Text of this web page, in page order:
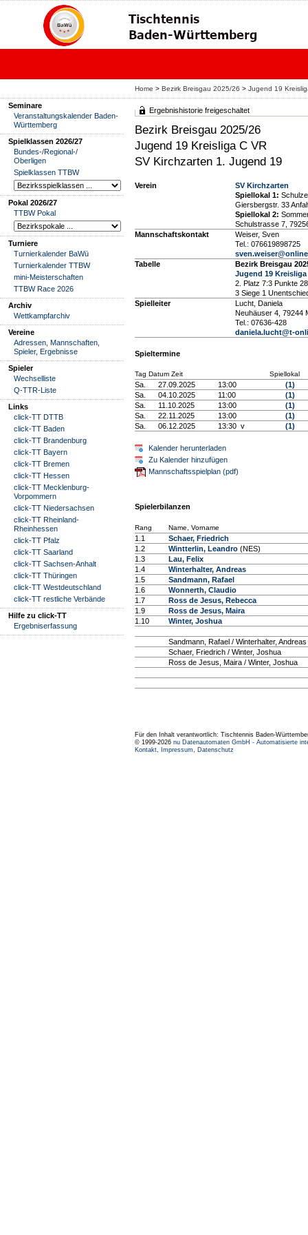
Home > Bezirk Breisgau 2025/26 > Jugend 19
Seminare
Veranstaltungskalender Baden-
Württemberg
Spielklassen 2026/27
Bundes-/Regional-/
Oberligen
Spielklassen TTBW
Pokal 2026/27
TTBW Pokal
Turniere
Turnierkalender BaWü
Turnierkalender TTBW
mini-Meisterschaften
TTBW Race 2026
Archiv
Wettkampfarchiv
Vereine
Adressen, Mannschaften,
Spieler, Ergebnisse
Spieler
Wechselliste
Q-TTR-Liste
Links
click-TT DTTB
click-TT Baden
click-TT Brandenburg
click-TT Bayern
click-TT Bremen
click-TT Hessen
click-TT Mecklenburg-
Vorpommern
click-TT Niedersachsen
click-TT Rheinland-
Rheinhessen
click-TT Pfalz
click-TT Saarland
click-TT Sachsen-Anhalt
click-TT Thüringen
click-TT Westdeutschland
click-TT restliche Verbände
Hilfe zu click-TT
Ergebniserfassung
Ergebnishistorie freigeschaltet
Bezirk Breisgau 2025/26
Jugend 19 Kreisliga C VR
SV Kirchzarten 1. Jugend 19
Verein
SV Kirchzarten
Spiellokal 1:
Giersbergstr. 33
Spiellokal 2:
Schulstrasse 7,
Mannschaftskontakt
Weiser, Sven
Tel.: 076619898725
Tabelle
Bezirk Breisgau
Jugend 19 Kreisliga
2. Platz 7:3 Punkte
3 Siege 1
Spielleiter
Lucht, Daniela
Neuhäuser 4, 79244
Tel.: 07636-428
daniela.lucht@t-
Spieltermine
Tag Datum Zeit Spiellokal
Sa. 27.09.2025 13:00
(1)
Sa.
04.10.2025 11:00
(1)
Sa.
11.10.2025 13:00
(1)
Sa.
22.11.2025 13:00
(1)
Sa.
06.12.2025 13:30 v (1)
Kalender herunterladen
Zu Kalender hinzufügen
Mannschaftsspielplan (pdf)
Spielerbilanzen
Rang Name, Vorname
1.1
Schaer, Friedrich
1.2
Wintterlin, Leandro (NES)
1.3
Lau, Felix
1.4
Winterhalter, Andreas
1.5
Sandmann, Rafael
1.6
Wonnerth, Claudio
1.7
Ross de Jesus, Rebecca
1.9
Ross de Jesus, Maira
1.10
Winter, Joshua
Sandmann, Rafael / Winterhalter, Andreas
Schaer, Friedrich / Winter, Joshua
Ross de Jesus, Maira / Winter, Joshua
Für den Inhalt verantwortlich: Tischtennis Baden-
© 1999-2026 nu Datenautomaten GmbH - Automatisierte
Kontakt, Impressum, Datenschutz